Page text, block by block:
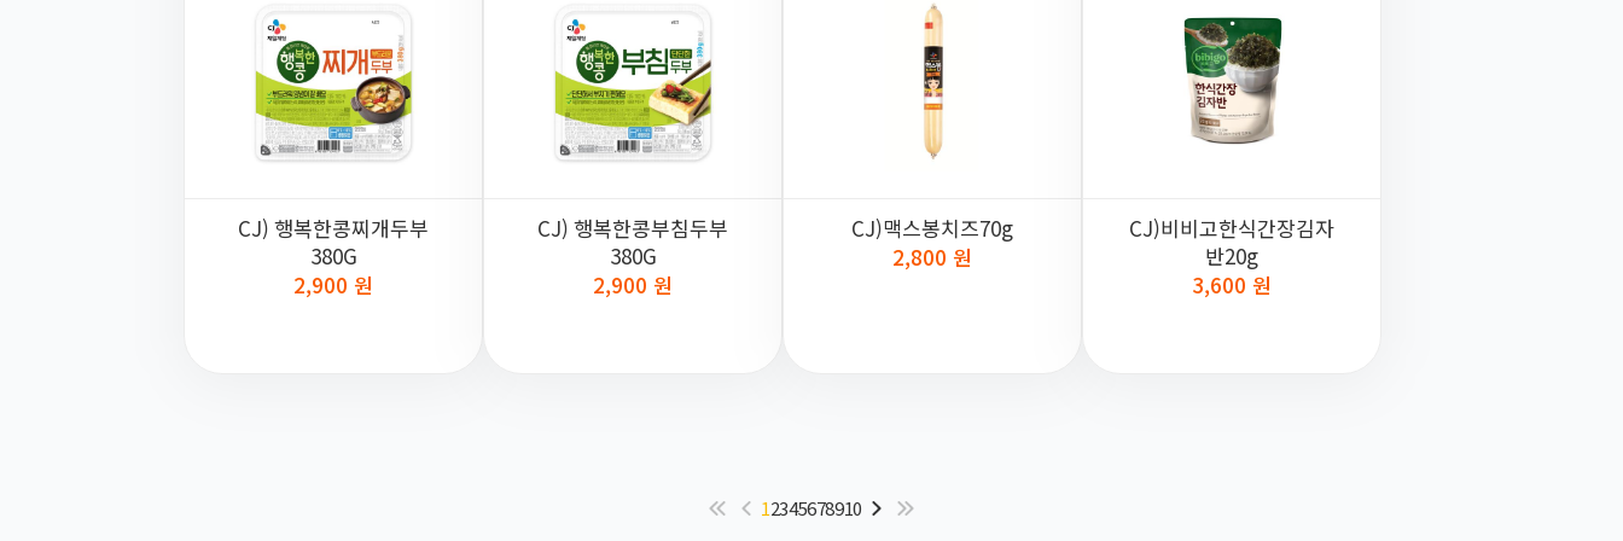
CJ) 행복한콩찌개두부
380G
2,900 원
CJ) 행복한콩부침두부
380G
2,900 원
CJ)맥스봉치즈70g
2,800 원
CJ)비비고한식간장김자
반20g
3,600 원
12345678910